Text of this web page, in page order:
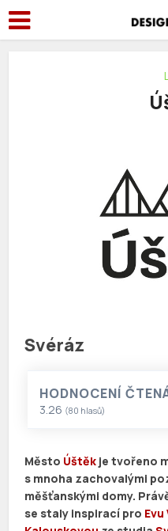
Svéráz
HODNOCENÍ
3.26 (80 hlasů)
Město Úštěk je tvořeno
s mnoha zachovalými
měšťanskými domy.
se staly inspirací pro